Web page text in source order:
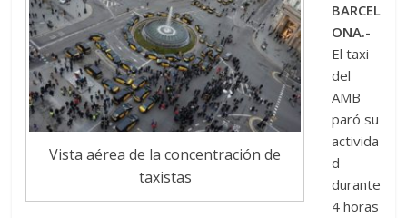
Vista aérea de la concentración de
taxistas
BARCEL
ONA.-
El taxi
del
AMB
paró su
activida
d
durante
4 horas